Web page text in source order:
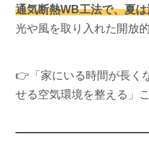
通気断熱WB工法で、夏
光や風を取り入れた開放
👉「家にいる時間が長く
せる空気環境を整える」